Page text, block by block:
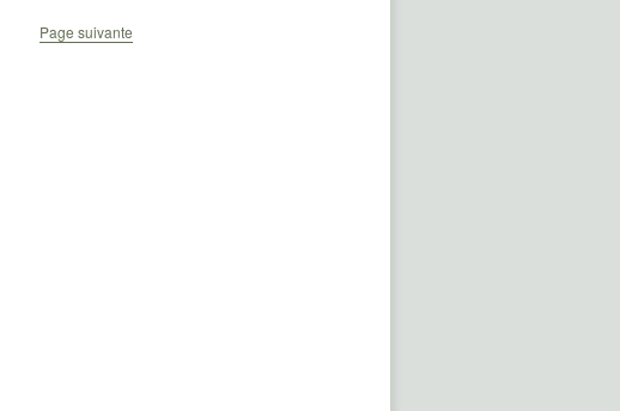
Page suivante